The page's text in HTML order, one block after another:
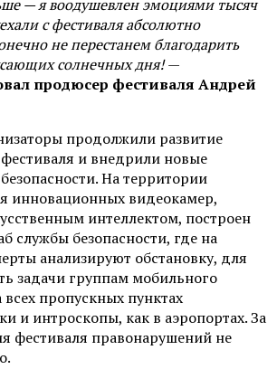
— я воодушевлен эмоциями тысяч
с фестиваля абсолютно
не перестанем благодарить
солнечных дня!—
продюсер фестиваля Андрей
продолжили развитие
и внедрили новые
На территории
инновационных видеокамер,
интеллектом, построен
службы безопасности, где на
анализируют обстановку, для
задачи группам мобильного
пропускных пунктах
и интроскопы, как в аэропортах. За
фестиваля правонарушений не